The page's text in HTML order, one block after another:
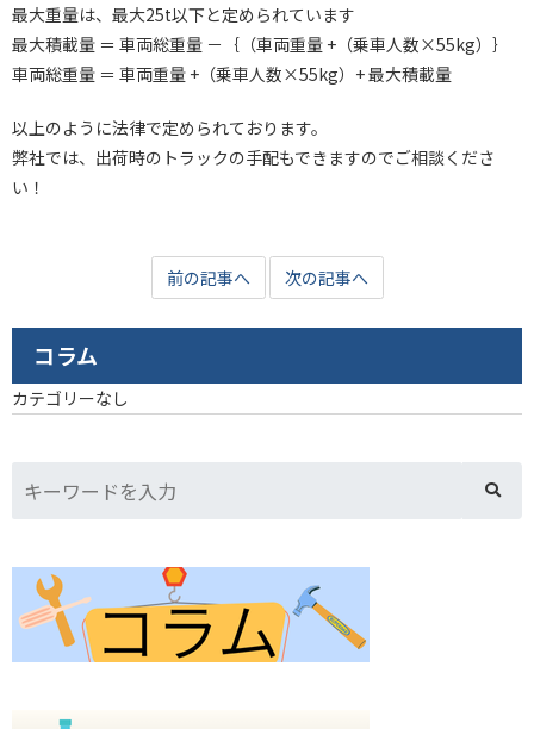
最大重量は、最大25t以下と定められています
最大積載量 ＝ 車両総重量 －｛（車両重量 +（乗車人数×55kg）｝
車両総重量 ＝ 車両重量 +（乗車人数×55kg）+ 最大積載量
以上のように法律で定められております。
弊社では、出荷時のトラックの手配もできますのでご相談くださ
い！
前の記事へ 次の記事へ
コラム
カテゴリーなし